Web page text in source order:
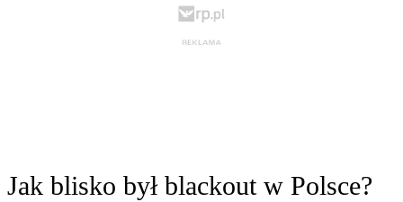
Jak blisko był blackout w Polsce?